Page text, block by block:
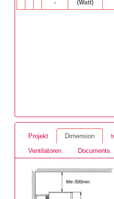
-
(Watt)
Projekt Dimension
Ventilatoren
Documents